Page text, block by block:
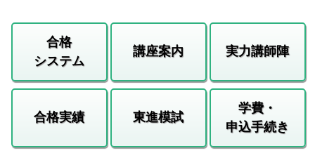
合格
システム
講座案内 実力講師陣
合格実績 東進模試
学費・
申込手続き